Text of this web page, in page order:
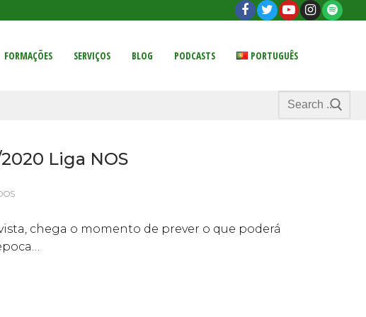
FORMAÇÕES SERVIÇOS BLOG PODCASTS PORTUGUÊS
Search
for:
Liga NOS
chega o momento de prever o que poderá